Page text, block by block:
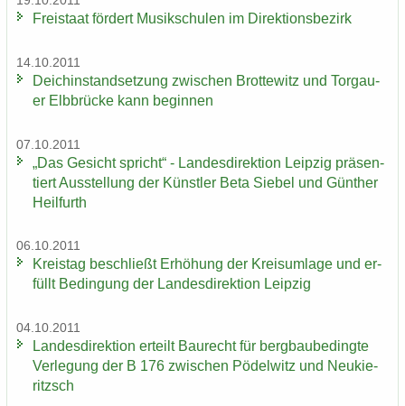
Frei­staat för­dert Mu­sik­schu­len im Di­rek­ti­ons­be­zirk
14.10.2011
Deich­in­stand­set­zung zwi­schen Brot­te­witz und Tor­gau­
er Elb­brü­cke kann be­gin­nen
07.10.2011
„Das Ge­sicht spricht“ - Lan­des­di­rek­ti­on Leip­zig prä­sen­
tiert Aus­stel­lung der Künst­ler Beta Sie­bel und Gün­ther
Heil­furth
06.10.2011
Kreis­tag be­schließt Er­hö­hung der Kreis­um­la­ge und er­
füllt Be­din­gung der Lan­des­di­rek­ti­on Leip­zig
04.10.2011
Lan­des­di­rek­ti­on er­teilt Bau­recht für berg­bau­be­ding­te
Ver­le­gung der B 176 zwi­schen Pö­del­witz und Neu­kie­
ritzsch